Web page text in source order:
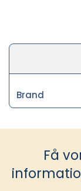
Brand
Få